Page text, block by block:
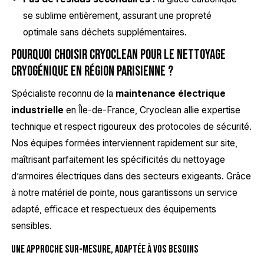
se sublime entièrement, assurant une propreté
optimale sans déchets supplémentaires.
Pourquoi choisir Cryoclean pour le nettoyage
cryogénique en région parisienne ?
Spécialiste reconnu de la maintenance électrique
industrielle en Île-de-France, Cryoclean allie expertise
technique et respect rigoureux des protocoles de sécurité.
Nos équipes formées interviennent rapidement sur site,
maîtrisant parfaitement les spécificités du nettoyage
d’armoires électriques dans des secteurs exigeants. Grâce
à notre matériel de pointe, nous garantissons un service
adapté, efficace et respectueux des équipements
sensibles.
Une approche sur-mesure, adaptée à vos besoins